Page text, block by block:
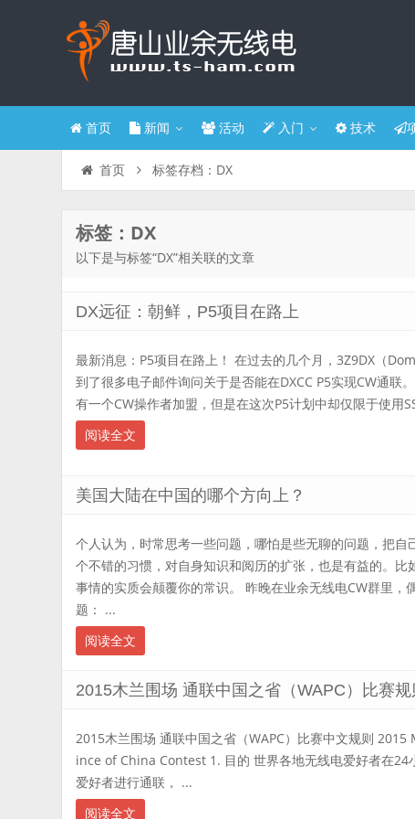
首页 新闻 活动 入门 技术
首页 标签存档：DX
标签：DX
以下是与标签“DX”相关联的文章
DX远征：朝鲜，P5项目在路上
最新消息：P5项目在路上！ 在过去的几个月，3Z9DX（
到了很多电子邮件询问关于是否能在DXCC P5实现CW通联
有一个CW操作者加盟，但是在这次P5计划中却仅限于使用
阅读全文
美国大陆在中国的哪个方向上？
个人认为，时常思考一些问题，哪怕是些无聊的问题，把自
个不错的习惯，对自身知识和阅历的扩张，也是有益的。比
事情的实质会颠覆你的常识。 昨晚在业余无线电CW群里，
题： ...
阅读全文
2015木兰围场 通联中国之省（WAPC）比赛规
2015木兰围场 通联中国之省（WAPC）比赛中文规则
ince of China Contest 1. 目的 世界各地无线电爱好者在24
爱好者进行通联， ...
阅读全文